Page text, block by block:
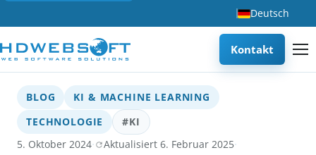
Deutsch
Kontakt
BLOG
KI & MACHINE LEARNING
TECHNOLOGIE
#KI
5. Oktober 2024· Aktualisiert 6. Februar 2025·